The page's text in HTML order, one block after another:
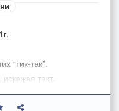
“тик-так”.
такт.
ручей.
– “танец дикарей”.